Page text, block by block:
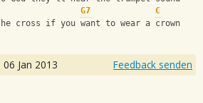
G7
C
cross if you want to wear a crown
06 Jan 2013 Feedback senden